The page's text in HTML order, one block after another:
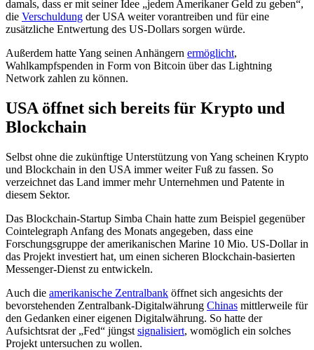
damals, dass er mit seiner Idee „jedem Amerikaner Geld zu geben“,
die Verschuldung der USA weiter vorantreiben und für eine
zusätzliche Entwertung des US-Dollars sorgen würde.
Außerdem hatte Yang seinen Anhängern ermöglicht,
Wahlkampfspenden in Form von Bitcoin über das Lightning
Network zahlen zu können.
USA öffnet sich bereits für Krypto und
Blockchain
Selbst ohne die zukünftige Unterstützung von Yang scheinen Krypto
und Blockchain in den USA immer weiter Fuß zu fassen. So
verzeichnet das Land immer mehr Unternehmen und Patente in
diesem Sektor.
Das Blockchain-Startup Simba Chain hatte zum Beispiel gegenüber
Cointelegraph Anfang des Monats angegeben, dass eine
Forschungsgruppe der amerikanischen Marine 10 Mio. US-Dollar in
das Projekt investiert hat, um einen sicheren Blockchain-basierten
Messenger-Dienst zu entwickeln.
Auch die amerikanische Zentralbank öffnet sich angesichts der
bevorstehenden Zentralbank-Digitalwährung Chinas mittlerweile für
den Gedanken einer eigenen Digitalwährung. So hatte der
Aufsichtsrat der „Fed“ jüngst signalisiert, womöglich ein solches
Projekt untersuchen zu wollen.